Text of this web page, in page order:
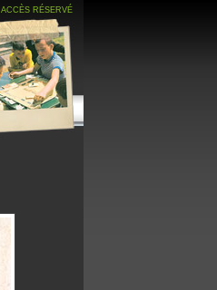
ACCÈS RÉSERVÉ